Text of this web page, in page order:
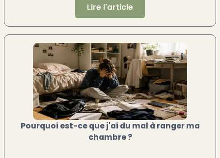
Lire l'article
Pourquoi est-ce que j'ai du mal à ranger ma
chambre ?